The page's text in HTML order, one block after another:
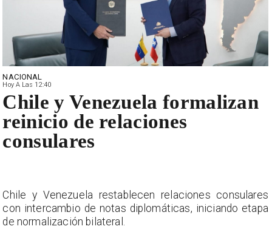
NACIONAL
Hoy A Las 12:40
Chile y Venezuela formalizan
reinicio de relaciones
consulares
Chile y Venezuela restablecen relaciones consulares
con intercambio de notas diplomáticas, iniciando etapa
de normalización bilateral.